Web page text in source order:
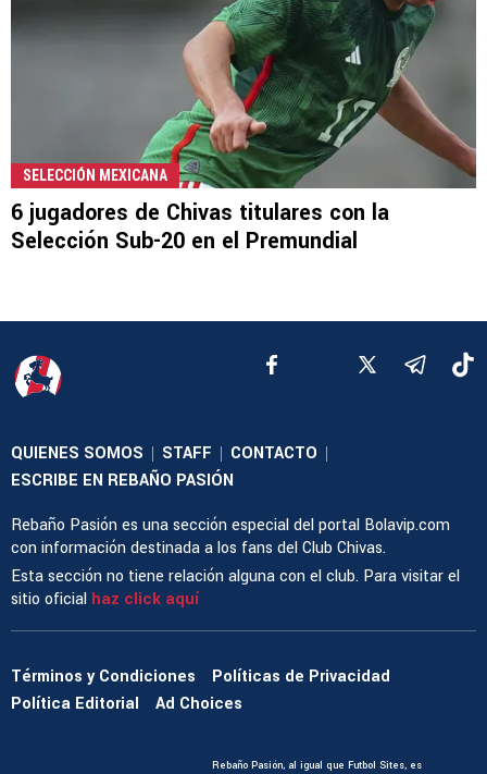
SELECCIÓN MEXICANA
6 jugadores de Chivas titulares con la
Selección Sub-20 en el Premundial
QUIENES SOMOS | STAFF | CONTACTO |
ESCRIBE EN REBAÑO PASIÓN
Rebaño Pasión es una sección especial del portal Bolavip.com
con información destinada a los fans del Club Chivas.
Esta sección no tiene relación alguna con el club. Para visitar el
sitio oficial haz click aquí
Términos y Condiciones
Políticas de Privacidad
Política Editorial
Ad Choices
Rebaño Pasión, al igual que Futbol Sites, es